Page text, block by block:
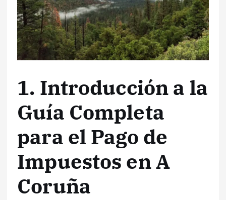
1. Introducción a la
Guía Completa
para el Pago de
Impuestos en A
Coruña